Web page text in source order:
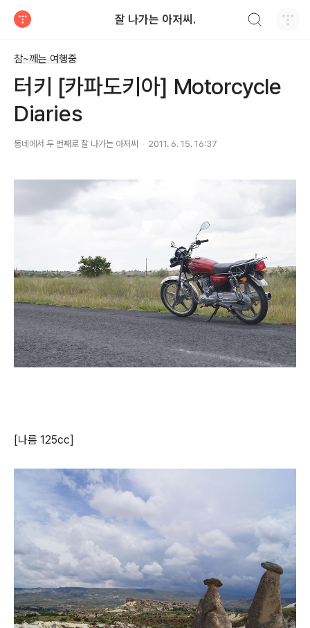
잘 나가는 아저씨.
참~깨는 여행중
터키 [카파도키아] Motorcycle
Diaries
동네에서 두 번째로 잘 나가는 아저씨 2011. 6. 15. 16:37
[나름 125cc]